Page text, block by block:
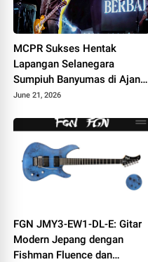
MCPR Sukses Hentak
Lapangan Selanegara
Sumpiuh Banyumas di Ajang
76 Silaturahmi HAPPIII
June 21, 2026
FGN JMY3-EW1-DL-E: Gitar
Modern Jepang dengan
Fishman Fluence dan